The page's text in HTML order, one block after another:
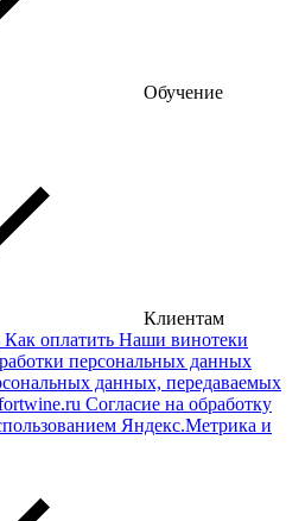
Обучение
Клиентам
Как оплатить Наши винотеки
персональных данных
данных, передаваемых
Согласие на обработку
Яндекс.Метрика и